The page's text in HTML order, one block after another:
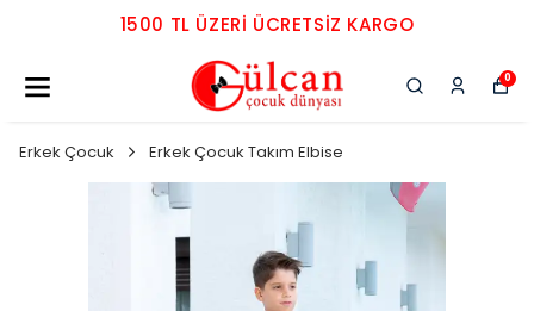
1500 TL ÜZERI ÜCRETSIZ KARGO
0
Erkek Çocuk Erkek Çocuk Takım Elbise